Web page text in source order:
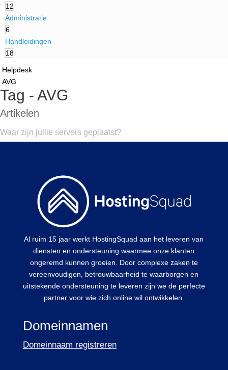
12
Administratie
6
Handleidingen
18
Helpdesk
AVG
Tag - AVG
Artikelen
Waar zijn jullie servers geplaatst?
Al ruim 15 jaar werkt HostingSquad aan het leveren van
diensten en ondersteuning waarmee onze klanten
ongeremd kunnen groeien. Door complexe zaken te
vereenvoudigen, betrouwbaarheid te waarborgen en
uitstekende ondersteuning te leveren zijn we de perfecte
partner voor wie zich online wil ontwikkelen.
Domeinnamen
Domeinnaam registreren